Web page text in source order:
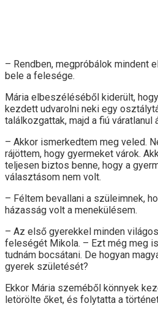
– Rendben, megpróbálok mindent
bele a felesége.
Mária elbeszéléséből kiderült,
kezdett udvarolni neki egy
találkozgattak, majd a fiú váratlanul
– Akkor ismerkedtem meg veled.
rájöttem, hogy gyermeket várok.
teljesen biztos benne, hogy a
választásom nem volt.
– Féltem bevallani a szüleimnek,
házasság volt a menekülésem.
– Az első gyerekkel minden
feleségét Mikola. – Ezt még meg
tudnám bocsátani. De hogyan
gyerek születését?
Ekkor Mária szeméből könnyek
letörölte őket, és folytatta a